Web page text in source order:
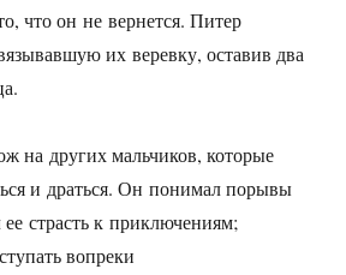
что он не вернется. Питер
их веревку, оставив два
на других мальчиков, которые
и драться. Он понимал порывы
страсть к приключениям;
вопреки